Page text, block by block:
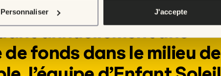
Personnaliser J'accepte
à Québec appuie Enfant
annuellement une
fonds dans le milieu de